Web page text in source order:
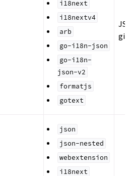
i18next
i18nextv4
arb
go-i18n-json
go-i18n-
json-v2
formatjs
gotext
json
json-nested
webextension
i18next